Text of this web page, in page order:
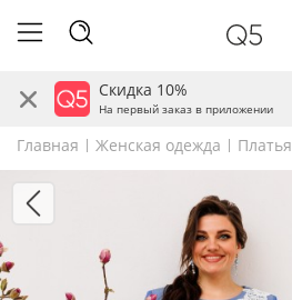
Скидка 10%
На первый заказ в приложении
Главная Женская одежда Платья